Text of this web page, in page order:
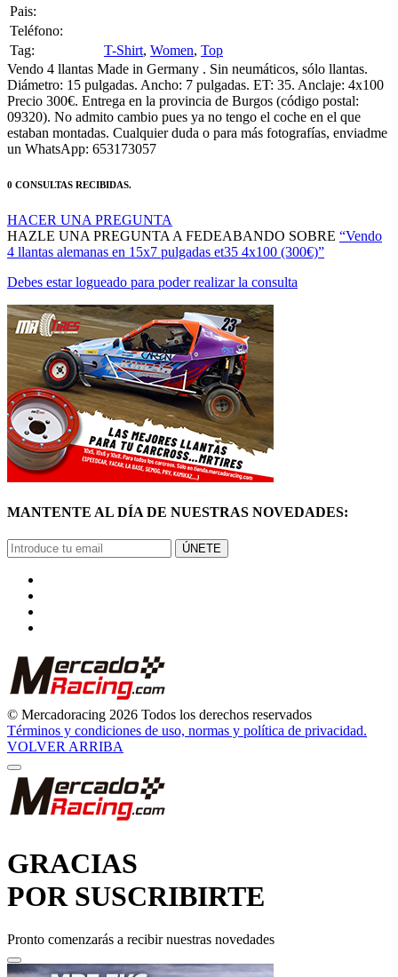
Pais:
Teléfono:
Tag:
T-Shirt, Women, Top
Vendo 4 llantas Made in Germany . Sin neumáticos, sólo llantas.
Diámetro: 15 pulgadas. Ancho: 7 pulgadas. ET: 35. Anclaje: 4x100
Precio 300€. Entrega en la provincia de Burgos (código postal:
09320). No admito cambio pues ya no tengo el coche en el que
estaban montadas. Cualquier duda o para más fotografías, enviadme
un WhatsApp: 653173057
0 CONSULTAS RECIBIDAS.
HACER UNA PREGUNTA
HAZLE UNA PREGUNTA A FEDEABANDO SOBRE “Vendo
4 llantas alemanas en 15x7 pulgadas et35 4x100 (300€)”
Debes estar logueado para poder realizar la consulta
MANTENTE AL DÍA DE NUESTRAS NOVEDADES:
ÚNETE
© Mercadoracing 2026 Todos los derechos reservados
Términos y condiciones de uso, normas y política de privacidad.
VOLVER ARRIBA
GRACIAS
POR SUSCRIBIRTE
Pronto comenzarás a recibir nuestras novedades